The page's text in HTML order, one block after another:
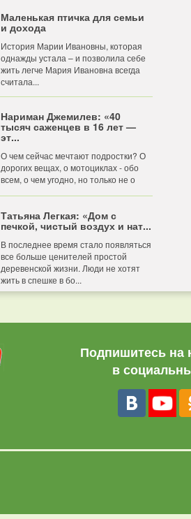
Маленькая птичка для семьи
и дохода
История Марии Ивановны, которая
однажды устала – и позволила себе
жить легче Мария Ивановна всегда
считала...
Нариман Джемилев: «40
тысяч саженцев в 16 лет —
эт...
О чем сейчас мечтают подростки? О
дорогих вещах, о мотоциклах - обо
всем, о чем угодно, но только не о
Татьяна Легкая: «Дом с
печкой, чистый воздух и нат...
В последнее время стало появляться
все больше ценителей простой
деревенской жизни. Люди не хотят
жить в спешке в бо...
Подпишитесь на
в